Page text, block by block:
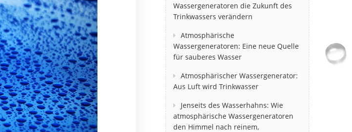
Wassergeneratoren die Zukunft des
Trinkwassers verändern
Atmosphärische
Wassergeneratoren: Eine neue Quelle
für sauberes Wasser
Atmosphärischer Wassergenerator:
Aus Luft wird Trinkwasser
Jenseits des Wasserhahns: Wie
atmosphärische Wassergeneratoren
den Himmel nach reinem,